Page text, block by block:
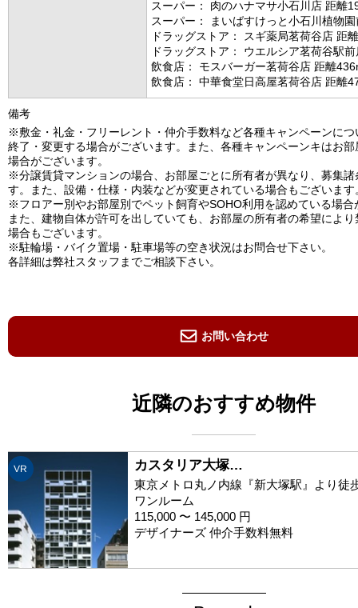
スーパー： 肉のハナマサ小石川店 距離
スーパー： まいばすけっと小石川植物
ドラッグストア： スギ薬局茗荷谷店 距
ドラッグストア： ウエルシア茗荷谷駅
飲食店： モスバーガー茗荷谷店 距離
飲食店： 中華食堂日高屋茗荷谷店 距離
備考
※敷金・礼金・フリーレント・仲介手数料など各種キャンペーンにつ
終了・変更する場合がございます。また、各種キャンペーンキはお
場合がございます。
※分譲賃貸マンションの場合、お部屋ごとに所有者が異なり、募集諸
す。また、設備・仕様・内装などが変更されている場合もございます
※フロアー別やお部屋別でペット飼育やSOHO利用を認めている場合
また、建物自体が許可を出していても、お部屋の所有者の希望によ
場合もございます。
※駐輪場・バイク置場・駐車場等の空き状況はお問合せ下さい。
各詳細は弊社スタッフまでご相談下さい。
お問い合わせ
近隣のおすすめ物件
VR カスタリア大塚…
東京メトロ丸ノ内線『新大塚駅』より徒
ワンルーム
115,000 〜 145,000 円
デザイナーズ 仲介手数料無料